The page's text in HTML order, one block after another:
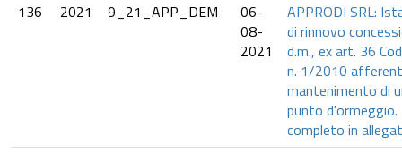
136
2021 9_21_APP_DEM
06-
08-
2021
APPRODI SRL:
di rinnovo
d.m., ex art. 36
n. 1/2010
mantenimento di
punto
completo in